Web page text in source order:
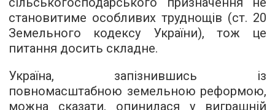
становитиме особливих труднощів (ст. 20
Земельного кодексу України), тож це
питання досить складне.
Україна, запізнившись із
повномасштабною земельною реформою,
можна сказати, опинилася у виграшній